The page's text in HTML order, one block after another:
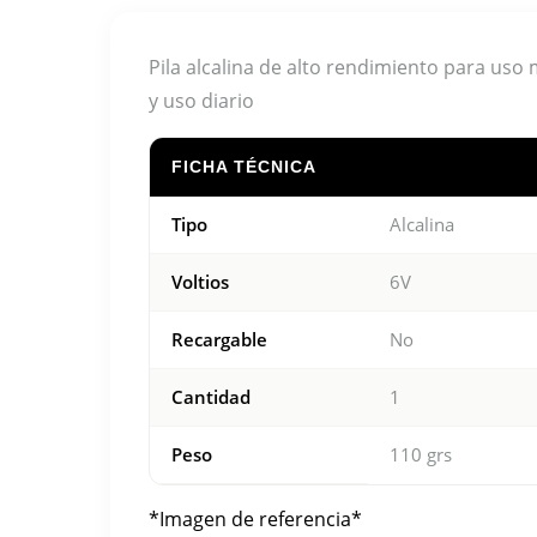
Pila alcalina de alto rendimiento para uso
y uso diario
FICHA TÉCNICA
Tipo Alcalina
Voltios 6V
Recargable No
Cantidad 1
Peso 110 grs
*Imagen de referencia*